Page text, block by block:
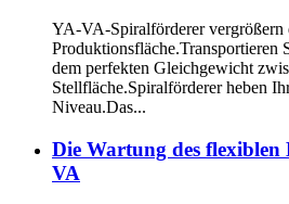
YA-VA-Spiralförderer vergrößern
Produktionsfläche.Transportieren
dem perfekten Gleichgewicht
Stellfläche.Spiralförderer heben
Niveau.Das...
Die Wartung des flexiblen
VA